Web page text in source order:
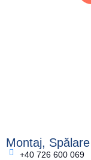
Montaj,
+40 726 600 069